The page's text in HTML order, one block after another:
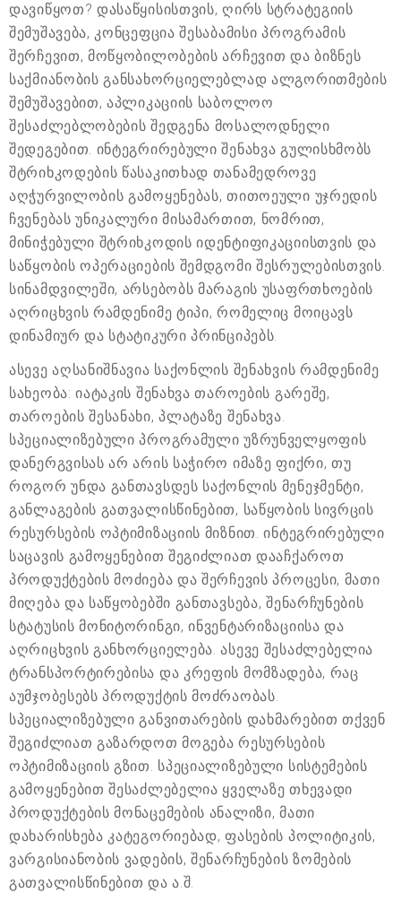
დავიწყოთ? დასაწყისისთვის, ღირს სტრატეგიის
შემუშავება, კონცეფცია შესაბამისი პროგრამის
შერჩევით, მოწყობილობების არჩევით და ბიზნეს
საქმიანობის განსახორციელებლად ალგორითმების
შემუშავებით, აპლიკაციის საბოლოო
შესაძლებლობების შედგენა მოსალოდნელი
შედეგებით. ინტეგრირებული შენახვა გულისხმობს
შტრიხკოდების წასაკითხად თანამედროვე
აღჭურვილობის გამოყენებას, თითოეული უჯრედის
ჩვენებას უნიკალური მისამართით, ნომრით,
მინიჭებული შტრიხკოდის იდენტიფიკაციისთვის და
საწყობის ოპერაციების შემდგომი შესრულებისთვის.
სინამდვილეში, არსებობს მარაგის უსაფრთხოების
აღრიცხვის რამდენიმე ტიპი, რომელიც მოიცავს
დინამიურ და სტატიკური პრინციპებს.
ასევე აღსანიშნავია საქონლის შენახვის რამდენიმე
სახეობა: იატაკის შენახვა თაროების გარეშე,
თაროების შესანახი, პლატაზე შენახვა.
სპეციალიზებული პროგრამული უზრუნველყოფის
დანერგვისას არ არის საჭირო იმაზე ფიქრი, თუ
როგორ უნდა განთავსდეს საქონლის მენეჯმენტი,
განლაგების გათვალისწინებით, საწყობის სივრცის
რესურსების ოპტიმიზაციის მიზნით. ინტეგრირებული
საცავის გამოყენებით შეგიძლიათ დააჩქაროთ
პროდუქტების მოძიება და შერჩევის პროცესი, მათი
მიღება და საწყობებში განთავსება, შენარჩუნების
სტატუსის მონიტორინგი, ინვენტარიზაციისა და
აღრიცხვის განხორციელება. ასევე შესაძლებელია
ტრანსპორტირებისა და კრეფის მომზადება, რაც
აუმჯობესებს პროდუქტის მოძრაობას.
სპეციალიზებული განვითარების დახმარებით თქვენ
შეგიძლიათ გაზარდოთ მოგება რესურსების
ოპტიმიზაციის გზით. სპეციალიზებული სისტემების
გამოყენებით შესაძლებელია ყველაზე თხევადი
პროდუქტების მონაცემების ანალიზი, მათი
დახარისხება კატეგორიებად, ფასების პოლიტიკის,
ვარგისიანობის ვადების, შენარჩუნების ზომების
გათვალისწინებით და ა.შ.